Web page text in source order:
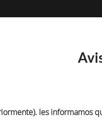
les informamos